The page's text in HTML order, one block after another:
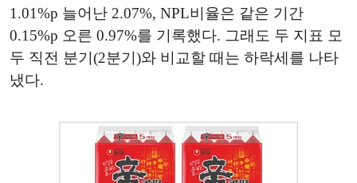
1.01%p 늘어난 2.07%, NPL비율은 같은 기간
0.15%p 오른 0.97%를 기록했다. 그래도 두 지표 모
두 직전 분기(2분기)와 비교할 때는 하락세를 나타
냈다.